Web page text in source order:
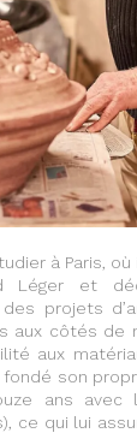
à Paris,
Léger et
projets
aux côtés de
aux
son
ans avec
ce qui lui